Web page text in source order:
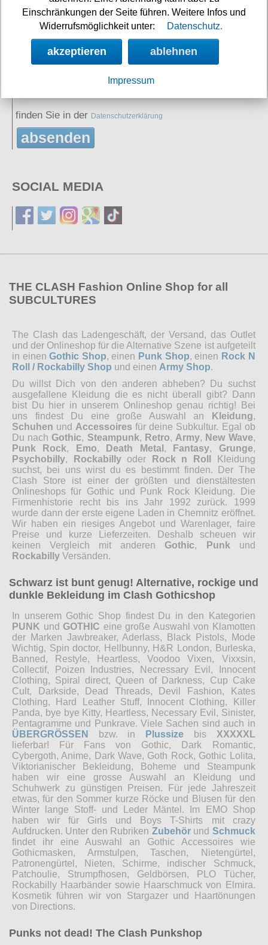
2+5=
Sie erklären sich damit einverstanden, dass Ihre
finden Sie in der Datenschutzerklärung
absenden
SOCIAL MEDIA
THE CLASH Fashion Online Shop for all
SUBCULTURES
The Clash das Ladengeschäft, der Versand, das Outlet
und der Onlineshop für die Alternative Szene ist aufgeteilt
in einenGothic Shop, einen Punk Shop, einen Rock N
Roll / Rockabilly Shop und einen Army Shop.
Du willst Dich von den anderen abheben? Du suchst
ausgefallene Kleidung die es nicht überall gibt? Dann
bist Du hier in unserem Onlineshop genau richtig! Bei
uns findest Du eine große Auswahl an
Kleidung,
Schuhen und Accessoires für deine Subkultur. Egal ob
Du nach Gothic, Steampunk, Retro, Army, New Wave,
Punk Rock, Emo, Death Metal , Fantasy, Grunge,
Psychobilly, Rockabillyoder Rock n Roll
Kleidung
suchst, bei uns wirst du es bestimmt finden. Der The
Clash Store ist einer der größten und dienstältesten
Onlineshops für Gothic und Punk Rock Kleidung. Die
Firmenhistorie recht bis ins Jahr 1992 zurück. 1999
wurde dann der erste eigene Laden in Chemnitz eröffnet.
Wir haben ein riesiges Angebot und Warenlager, faire
Preise und kurze Lieferzeiten. Deshalb scheuen wir
keinen Vergleich mit anderen Gothic, Punk und
Rockabilly Versänden.
Schwarz ist bunt genug! Alternative, rockige und
dunkle Bekleidung im Clash Gothicshop
In unserem Gothic Shop findest Du in den Kategorien
PUNK und GOTHIC eine große Auswahl von Klamotten
der Marken Jawbreaker, Aderlass, Black Pistols, Mode
Wichtig, Spin doctor, Hellbunny, H&R London, Burleska,
Banned, Restyle, Heartless, Voodoo Vixen, Vixxsin,
Collectif, Poizen Industries, Necressary Evil, Innocent
Clothing, Spiral direct, Queen of Darkness, Cup Cake
Cult, Darkside, Dead Threads, Devil Fashion, Kates
Clothing, Hard Leather Stuff, Innocent Clothing, Killer
Panda, bye bye Kitty, Heartless, Necessary Evil, Sinister,
Pentagramme und Punkrave. Viele Sachen sind auch in
ÜBERGRÖSSEN
bzw. in Plussize bis XXXXXL
lieferbar! Für Fans von Gothic, Dark Romantic,
Cybergoth, Anime, Dark Wave, Goth Rock, Gothic Lolita,
Viktorianischer Bekleidung, Boheme und Steampunk
haben wir eine grosse Auswahl an Kleidung und
Schuhwerk zu günstigen Preisen. Für jede Jahreszeit
etwas, für den Sommer kurze Röcke und Blusen für den
Winter lange Stoff- und Leder Mäntel. Im EMO Shop
haben wir für Girls und Boys T-Shirts mit crazy
Aufdrucken. Unter den Rubriken Zubehörund Schmuck
findet ihr eine Auswahl an Gothic Accessoires wie
Gothicmasken, Armstulpen, Taschen, Nietengürtel,
Patronengürtel, Nieten, Schirme, indischer Schmuck,
Patchoulie, Strumpfhosen, Geldbörsen, PLO Tücher,
Rockabilly Haarbänder sowie Haarschmuck von Elmira.
Kosmetik führen wir von Stargazer und Haartönungen
von Directions.
Punks not dead! The Clash Punkshop
Einschränkungen der Seite führen. Weitere Infos und
Widerrufsmöglichkeit unter:
Datenschutz.
akzeptieren ablehnen
Impressum